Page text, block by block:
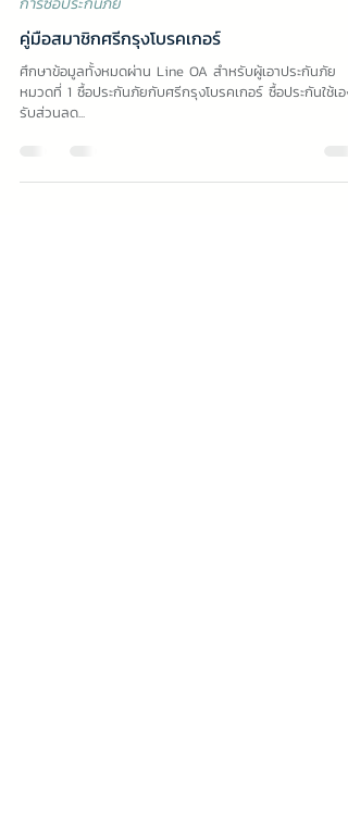
P'MEN
23 ก.ค. 2566
ยาว 2 นาที
การซื้อประกันภัย
คู่มือสมาชิกศรีกรุงโบรคเกอร์
รับส่วนลด...